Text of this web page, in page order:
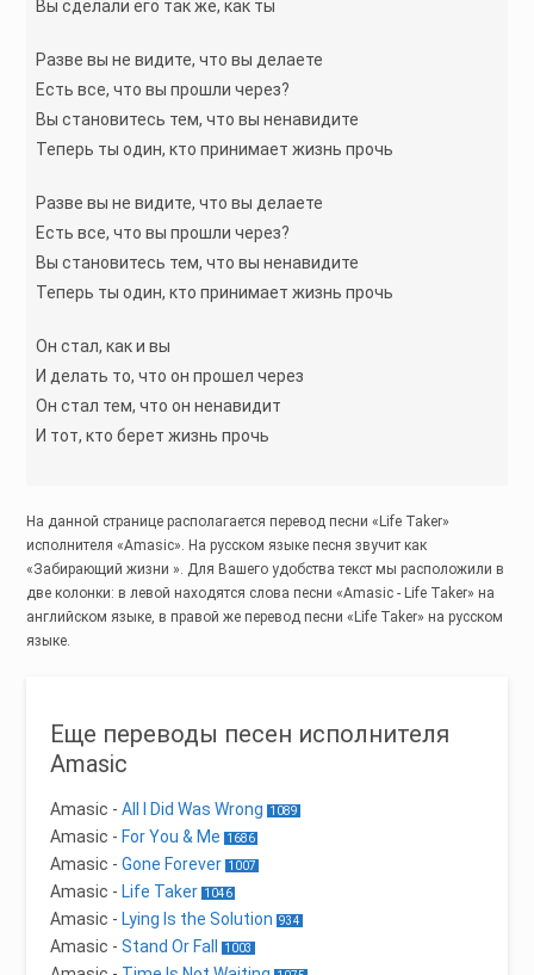
Вы сделали его так же, как ты
Разве вы не видите, что вы делаете
Есть все, что вы прошли через?
Вы становитесь тем, что вы ненавидите
Теперь ты один, кто принимает жизнь прочь
Разве вы не видите, что вы делаете
Есть все, что вы прошли через?
Вы становитесь тем, что вы ненавидите
Теперь ты один, кто принимает жизнь прочь
Он стал, как и вы
И делать то, что он прошел через
Он стал тем, что он ненавидит
И тот, кто берет жизнь прочь
На данной странице располагается перевод песни «Life Taker»
исполнителя «Amasic». На русском языке песня звучит как
«Забирающий жизни ». Для Вашего удобства текст мы расположили в
две колонки: в левой находятся слова песни «Amasic - Life Taker» на
английском языке, в правой же перевод песни «Life Taker» на русском
языке.
Еще переводы песен исполнителя
Amasic
Amasic -All I Did Was Wrong 1089
Amasic - For You & Me 1686
Amasic -Gone Forever 1007
Amasic - Life Taker 1046
Amasic - Lying Is the Solution 934
Amasic -Stand Or Fall 1003